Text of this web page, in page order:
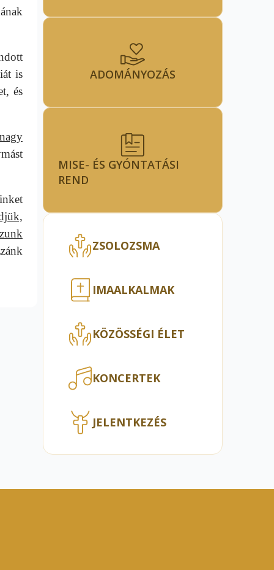
is
és
ADOMÁNYOZÁS
MISE- ÉS GYÓNTATÁSI
REND
ZSOLOZSMA
IMAALKALMAK
KÖZÖSSÉGI ÉLET
KONCERTEK
JELENTKEZÉS